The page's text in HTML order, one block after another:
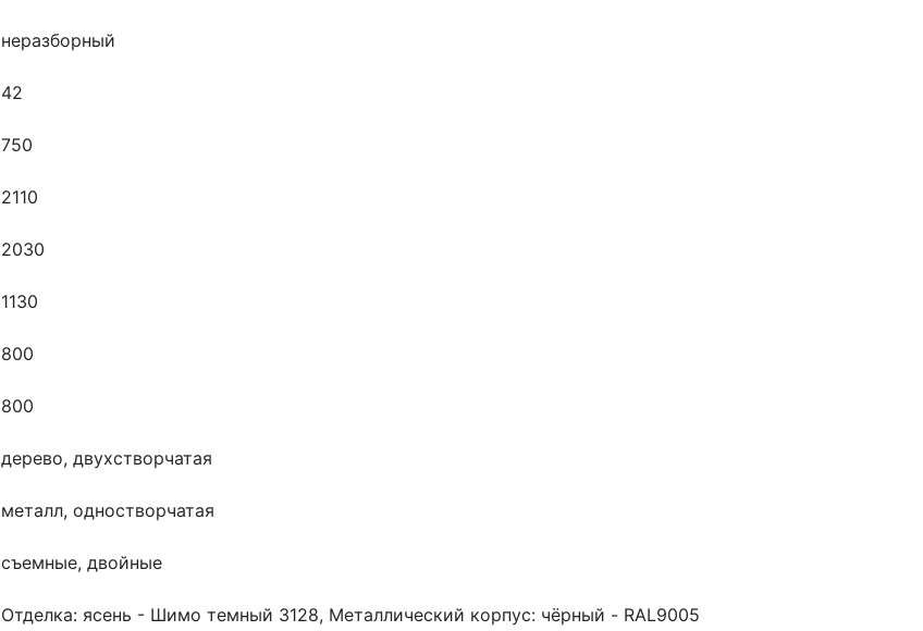
неразборный
42
750
2110
2030
1130
800
800
дерево, двухстворчатая
металл, одностворчатая
съемные, двойные
Отделка: ясень - Шимо темный 3128, Металлический корпус: чёрный - RAL9005